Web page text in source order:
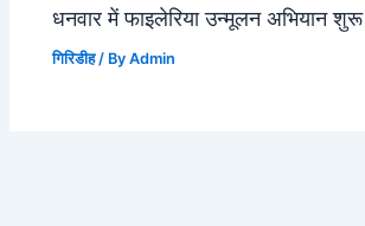
धनवार में फाइलेरिया उन्मूलन अभियान शुरू
गिरिडीह/ ByAdmin